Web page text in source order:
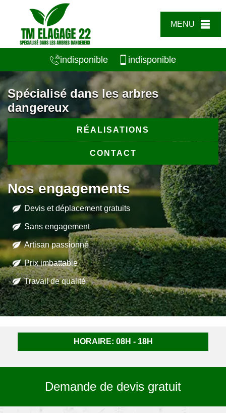
MENU
indisponible indisponible
Spécialisé dans les arbres
dangereux
RÉALISATIONS
CONTACT
Nos engagements
Devis et déplacement gratuits
Sans engagement
Artisan passionné
Prix imbattable
Travail de qualité
HORAIRE: 08H - 18H
Demande de devis gratuit